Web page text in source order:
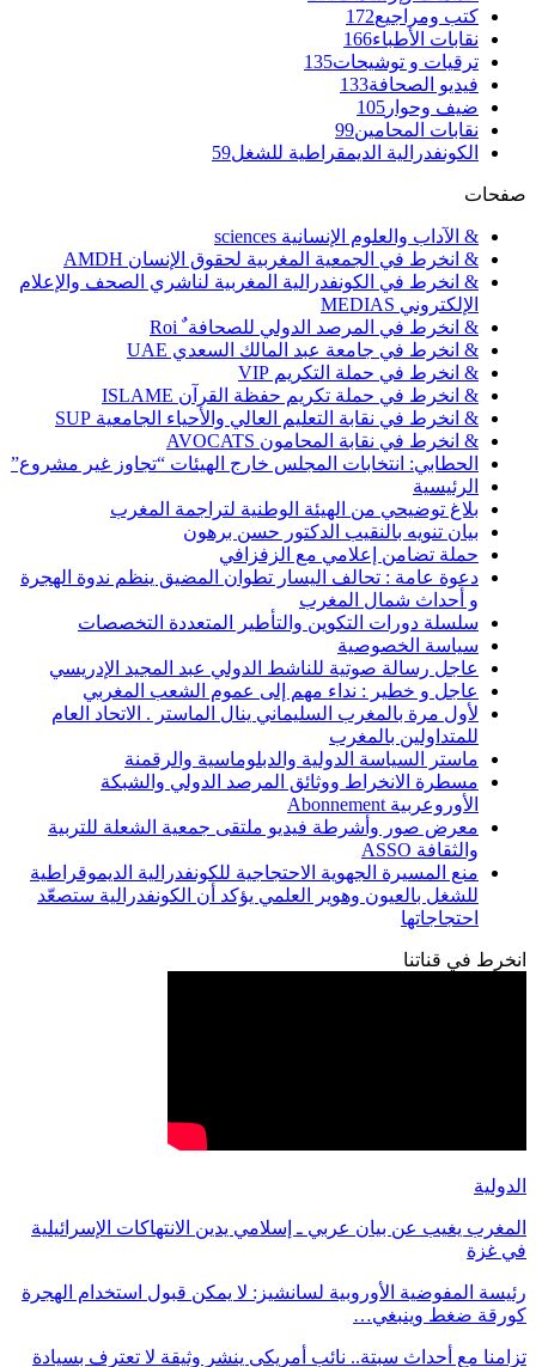
كتب ومراجيع172
نقابات الأطباء166
ترقيات و توشيحات135
فيديو الصحافة133
ضيف وحوار 105
نقابات المحامين99
الكونفدرالية الديمقراطية للشغل59
صفحات
& الآداب والعلوم الإنسانية sciences
& انخرط في الجمعية المغربية لحقوق الإنسان AMDH
& انخرط في الكونفدرالية المغربية لناشري الصحف والإعلام
الإلكتروني MEDIAS
& انخرط في المرصد الدولي للصحافة ٌ Roi
& انخرط في جامعة عبد المالك السعدي UAE
& انخرط في حملة التكريم VIP
& انخرط في حملة تكريم حفظة القرآن ISLAME
& انخرط في نقابة التعليم العالي والأحياء الجامعية SUP
& انخرط في نقابة المحامون AVOCATS
الحطابي: انتخابات المجلس خارج الهيئات “تجاوز غير مشروع”
الرئيسية
بلاغ توضيحي من الهيئة الوطنية لتراجمة المغرب
بيان تنويه بالنقيب الدكتور حسن برهون
حملة تضامن إعلامي مع الزفزافي
دعوة عامة : تحالف اليسار تطوان المضيق ينظم ندوة الهجرة
و أحداث شمال المغرب
سلسلة دورات التكوين والتأطير المتعددة التخصصات
سياسة الخصوصية
عاجل رسالة صوتية للناشط الدولي عبد المجيد الإدريسي
عاجل و خطير : نداء مهم إلى عموم الشعب المغربي
لأول مرة بالمغرب السليماني ينال الماستر . الاتحاد العام
للمتداولين بالمغرب
ماستر السياسة الدولية والدبلوماسية والرقمنة
مسطرة الانخراط ووثائق المرصد الدولي والشبكة
الأوروعربية Abonnement
معرض صور وأشرطة فيديو ملتقى جمعية الشعلة للتربية
والثقافة ASSO
منع المسيرة الجهوية الاحتجاجية للكونفدرالية الديموقراطية
للشغل بالعيون وهوير العلمي يؤكد أن الكونفدرالية ستصعّد
احتجاجاتها
انخرط في قناتنا
الدولية
المغرب يغيب عن بيان عربي ـ إسلامي يدين الانتهاكات الإسرائيلية
في غزة
رئيسة المفوضية الأوروبية لسانشيز: لا يمكن قبول استخدام الهجرة
كورقة ضغط وينبغي…
تزامنا مع أحداث سبتة.. نائب أمريكي ينشر وثيقة لا تعترف بسيادة